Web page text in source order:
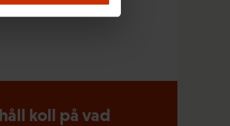
koll på vad